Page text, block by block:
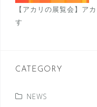
【アカリの展覧会】ア
す
CATEGORY
NEWS